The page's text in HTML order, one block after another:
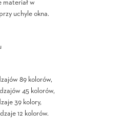
w
uchyle okna.
89 kolorów,
45 kolorów,
39 kolory,
12 kolorów.